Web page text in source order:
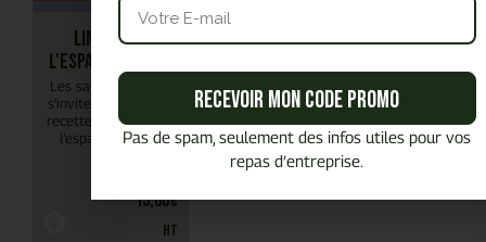
Linguine à
l'espadon & olive
Les saveurs du Sud
s’invitent dans cette
recette de linguine à
l’espadon et aux
15,00€
HT
Recevoir mon code promo
Pas de spam, seulement des infos utiles pour vos
repas d’entreprise.